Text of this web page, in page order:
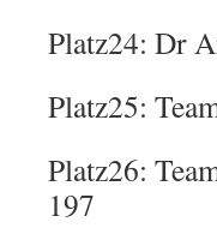
Platz24: Dr
Platz25:
Platz26:
197